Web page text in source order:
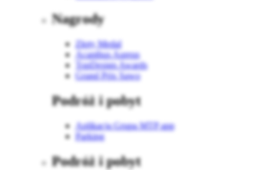
Nagrody
Złoty Medal
Acanthus Aureus
TopDesign Awards
Grand Prix Sawo
Podróż i pobyt
Aplikacja Grupa MTP app
Parking
Podróż i pobyt